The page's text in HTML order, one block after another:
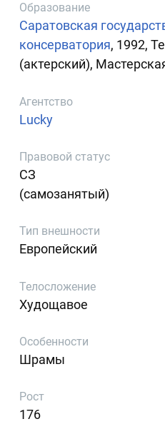
Образование
Саратовская
консерватория, 1992,
(актерский),
Агентство
Lucky
Правовой статус
СЗ
(самозанятый)
Тип внешности
Европейский
Телосложение
Худощавое
Особенности
Шрамы
Рост
176